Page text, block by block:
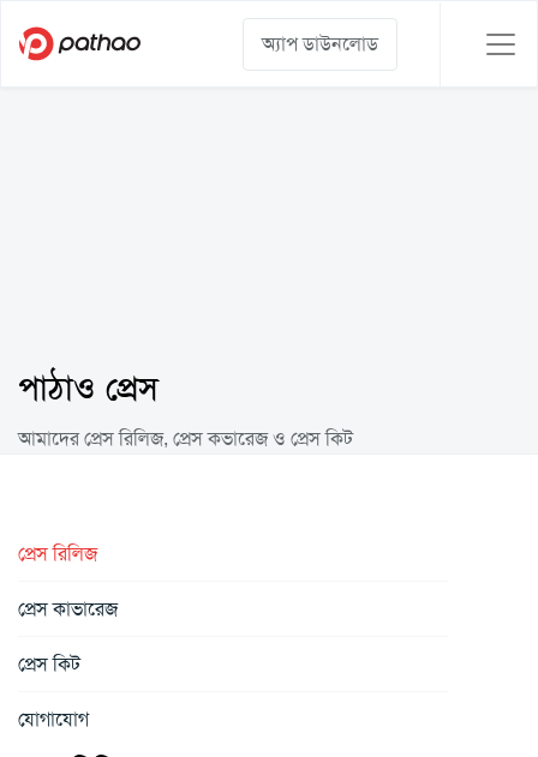
অ্যাপ ডাউনলোড
পাঠাও প্রেস
আমাদের প্রেস রিলিজ, প্রেস কভারেজ ও প্রেস কিট
প্রেস রিলিজ
প্রেস কাভারেজ
প্রেস কিট
যোগাযোগ